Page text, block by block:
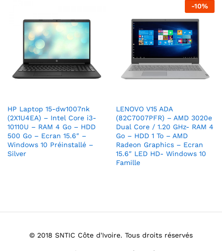
HP Laptop 15-dw1007nk
(2X1U4EA) – Intel Core i3-
10110U – RAM 4 Go – HDD
500 Go – Ecran 15.6″ –
Windows 10 Préinstallé –
Silver
-10%
LENOVO V15 ADA
(82C7007PFR) – AMD 3020e
Dual Core / 1.20 GHz- RAM 4
Go – HDD 1 To – AMD
Radeon Graphics – Ecran
15.6″ LED HD- Windows 10
Famille
© 2018 SNTIC Côte d'Ivoire. Tous droits réservés